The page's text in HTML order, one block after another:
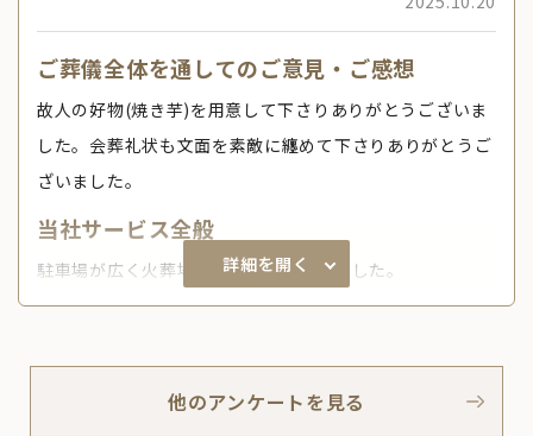
ご葬儀全体を通してのご意見・ご感想
故人の好物(焼き芋)を用意して下さりありがとうございま
した。会葬礼状も文面を素敵に纏めて下さりありがとうご
ざいました。
当社サービス全般
駐車場が広く火葬場が近いのは助かりました。
詳細を開く
他のアンケートを見る